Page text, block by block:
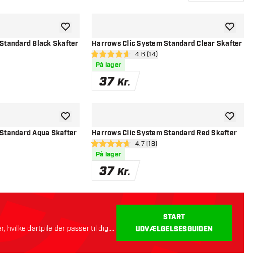
Black Skafter
tilføje til ønskeliste
Harrows Clic System Standard Clear Skafter
åbn anmeldelsespanel
4.6 bedømmelsesstjerner
4.6 (14)
På lager
37 Kr.
tilføje til
Aqua Skafter
tilføje til ønskeliste
Harrows Clic System Standard Red Skafter
åbn anmeldelsespanel
4.7 bedømmelsesstjerner
4.7 (18)
På lager
37 Kr.
tilføje til
hvilke dartpile der passer til dig.
START
UDVÆLGELSESGUIDEN